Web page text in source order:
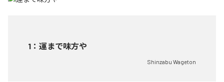
1 ： 運まで味方や
Shinzabu Wageton